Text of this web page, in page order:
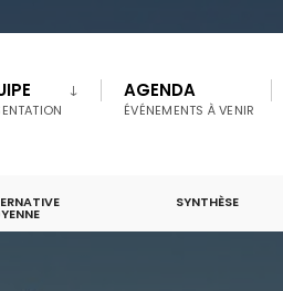
AGENDA
ÉVÉNEMENTS À VENIR
SYNTHÈSE